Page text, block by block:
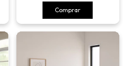
Comprar